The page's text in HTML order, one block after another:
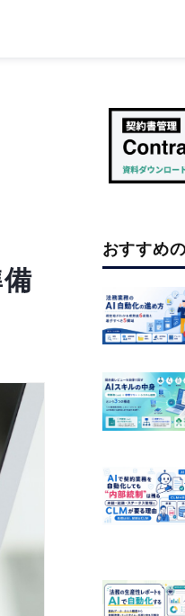
おすすめ